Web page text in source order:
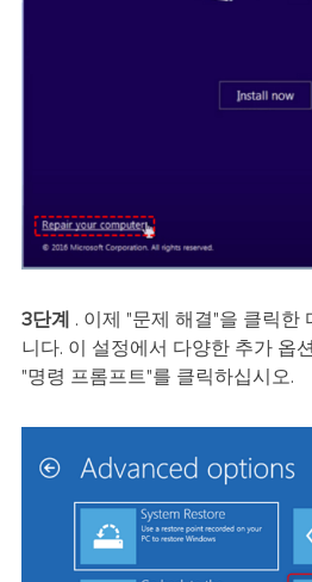
3단계
. 이제 "문제 해결"을 클릭한
니다. 이 설정에서 다양한 추가 옵
"명령 프롬프트"를 클릭하십시오.